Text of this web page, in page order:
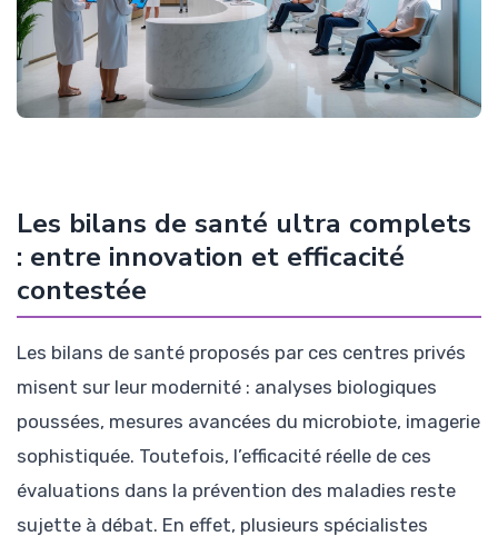
Les bilans de santé ultra complets
: entre innovation et efficacité
contestée
Les bilans de santé proposés par ces centres privés
misent sur leur modernité : analyses biologiques
poussées, mesures avancées du microbiote, imagerie
sophistiquée. Toutefois, l’efficacité réelle de ces
évaluations dans la prévention des maladies reste
sujette à débat. En effet, plusieurs spécialistes